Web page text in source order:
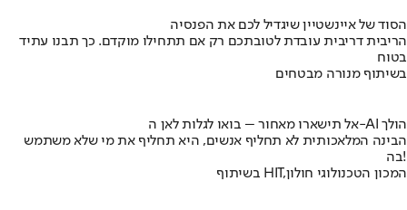
הסוד של איינשטיין שיגדיל לכם את הפנסיה
הריבית דריבית עובדת לטובתכם רק אם תתחילו מוקדם. כך תבנו עתיד
בטוח
בשיתוף מנורה מבטחים
אל תישארו מאחור – בואו לגלות לאן ה-AI הולך
הבינה המלאכותית לא תחליף אנשים, היא תחליף את מי שלא משתמש
בה!
בשיתוף HIT,המכון הטכנולוגי חולון